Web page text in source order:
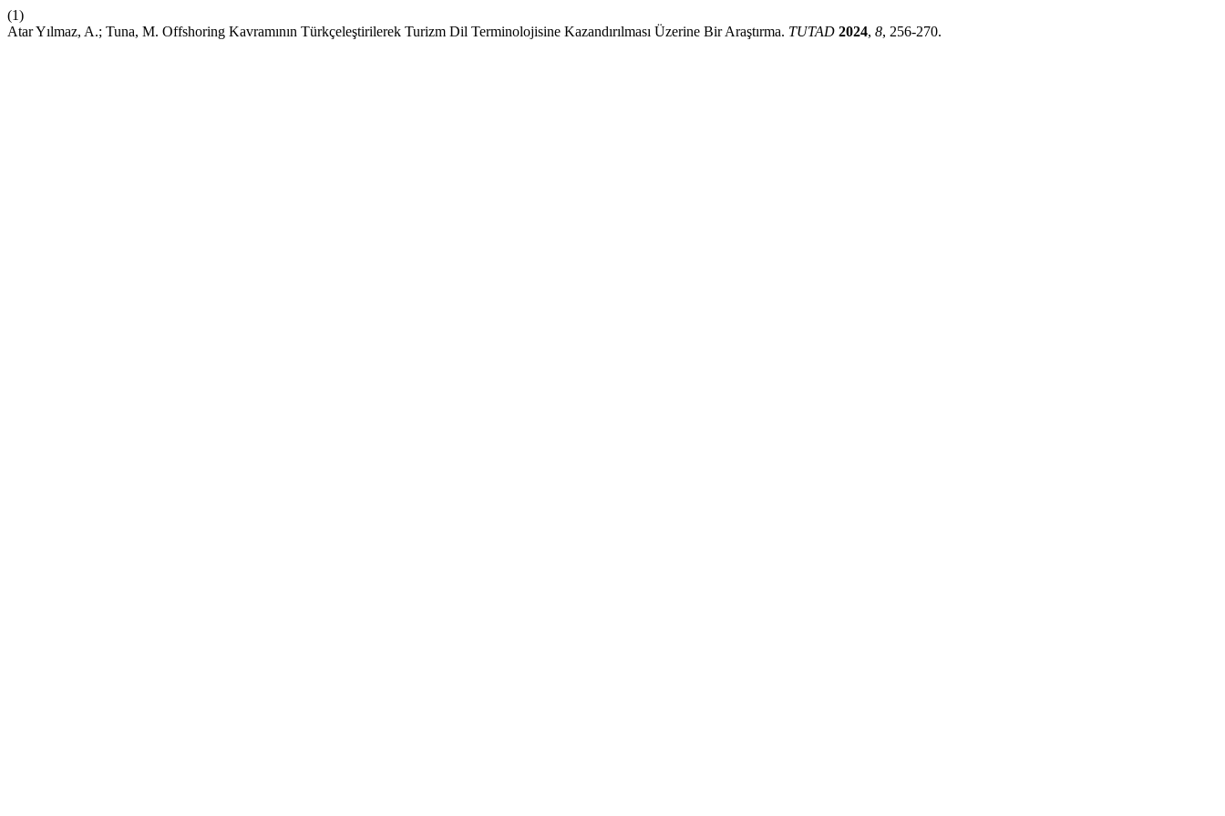
(1)
Atar Yılmaz, A.; Tuna, M. Offshoring Kavramının Türkçeleştirilerek Turizm Dil Terminolojisine Kazandırılması Üzerine Bir Araştırma. TUTAD 2024, 8, 256-270.